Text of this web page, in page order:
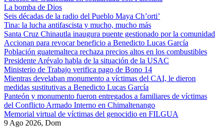
La bomba de Dios
Seis décadas de la radio del Pueblo Maya Ch’orti’
Tina: la lucha antifascista y mucho, mucho más
Santa Cruz Chinautla inaugura puente gestionado por la comunidad
Accionan para revocar beneficio a Benedicto Lucas García
Población guatemalteca rechaza precios altos en los combustibles
Presidente Arévalo habla de la situación de la USAC
Ministerio de Trabajo verifica pago de Bono 14
Mientras develaban monumento a víctimas del CAI, le dieron
medidas sustitutivas a Benedicto Lucas García
Panteón y monumento fueron entregados a familiares de víctimas
del Conflicto Armado Interno en Chimaltenango
Memorial virtual de víctimas del genocidio en FILGUA
9 Ago 2026, Dom